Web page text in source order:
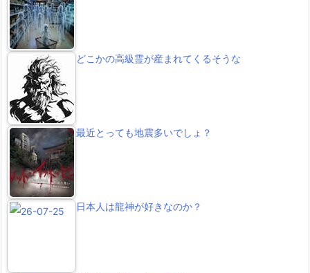
どこかの高級霊が産まれてくるそうな
最近とっても地震多いでしょ？
日本人は龍神が好きなのか？